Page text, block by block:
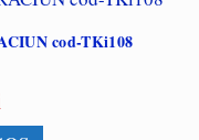
cod-TKi108